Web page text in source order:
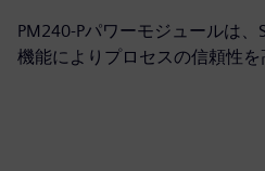
PM240-Pパワーモジュールは
機能によりプロセスの信頼性を